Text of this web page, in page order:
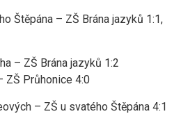
Štěpána – ZŠ Brána jazyků 1:1,
– ZŠ Brána jazyků 1:2
ZŠ Průhonice 4:0
– ZŠ u svatého Štěpána 4:1